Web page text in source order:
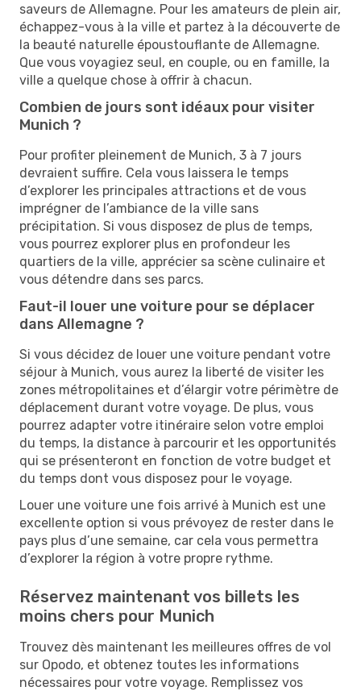
saveurs de Allemagne. Pour les amateurs de plein air,
échappez-vous à la ville et partez à la découverte de
la beauté naturelle époustouflante de Allemagne.
Que vous voyagiez seul, en couple, ou en famille, la
ville a quelque chose à offrir à chacun.
Combien de jours sont idéaux pour visiter
Munich ?
Pour profiter pleinement de Munich, 3 à 7 jours
devraient suffire. Cela vous laissera le temps
d’explorer les principales attractions et de vous
imprégner de l’ambiance de la ville sans
précipitation. Si vous disposez de plus de temps,
vous pourrez explorer plus en profondeur les
quartiers de la ville, apprécier sa scène culinaire et
vous détendre dans ses parcs.
Faut-il louer une voiture pour se déplacer
dans Allemagne ?
Si vous décidez de louer une voiture pendant votre
séjour à Munich, vous aurez la liberté de visiter les
zones métropolitaines et d’élargir votre périmètre de
déplacement durant votre voyage. De plus, vous
pourrez adapter votre itinéraire selon votre emploi
du temps, la distance à parcourir et les opportunités
qui se présenteront en fonction de votre budget et
du temps dont vous disposez pour le voyage.
Louer une voiture une fois arrivé à Munich est une
excellente option si vous prévoyez de rester dans le
pays plus d’une semaine, car cela vous permettra
d’explorer la région à votre propre rythme.
Réservez maintenant vos billets les
moins chers pour Munich
Trouvez dès maintenant les meilleures offres de vol
sur Opodo, et obtenez toutes les informations
nécessaires pour votre voyage. Remplissez vos